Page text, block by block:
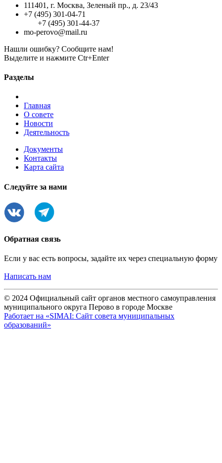
111401, г. Москва, Зеленый пр., д. 23/43
+7 (495) 301-04-71
+7 (495) 301-44-37
mo-perovo@mail.ru
Нашли ошибку? Сообщите нам!
Выделите и нажмите Ctr+Enter
Разделы
Главная
О совете
Новости
Деятельность
Документы
Контакты
Карта сайта
Следуйте за нами
Обратная связь
Если у вас есть вопросы, задайте их через специальную форму
Написать нам
© 2024 Официальный сайт органов местного самоуправления
муниципального округа Перово в городе Москве
Работает на «SIMAI: Сайт совета муниципальных
образований»